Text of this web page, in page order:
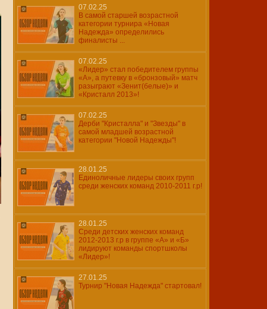
07.02.25
В самой старшей возрастной
категории турнира «Новая
Надежда» определились
финалисты ...
07.02.25
«Лидер» стал победителем группы
«А», а путевку в «бронзовый» матч
разыграют «Зенит(белые)» и
«Кристалл 2013»!
07.02.25
Дерби "Кристалла" и "Звезды" в
самой младшей возрастной
категории "Новой Надежды"!
28.01.25
Единоличные лидеры своих групп
среди женских команд 2010-2011 г.р!
28.01.25
Среди детских женских команд
2012-2013 г.р в группе «А» и «Б»
лидируют команды спортшколы
«Лидер»!
27.01.25
Турнир "Новая Надежда" стартовал!